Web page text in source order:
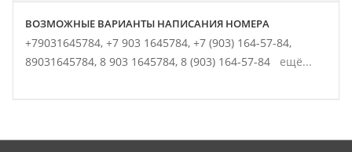
ВОЗМОЖНЫЕ ВАРИАНТЫ НАПИСАНИЯ НОМЕРА
+79031645784, +7 903 1645784, +7 (903) 164-57-84,
89031645784, 8 903 1645784, 8 (903) 164-57-84 ещё...